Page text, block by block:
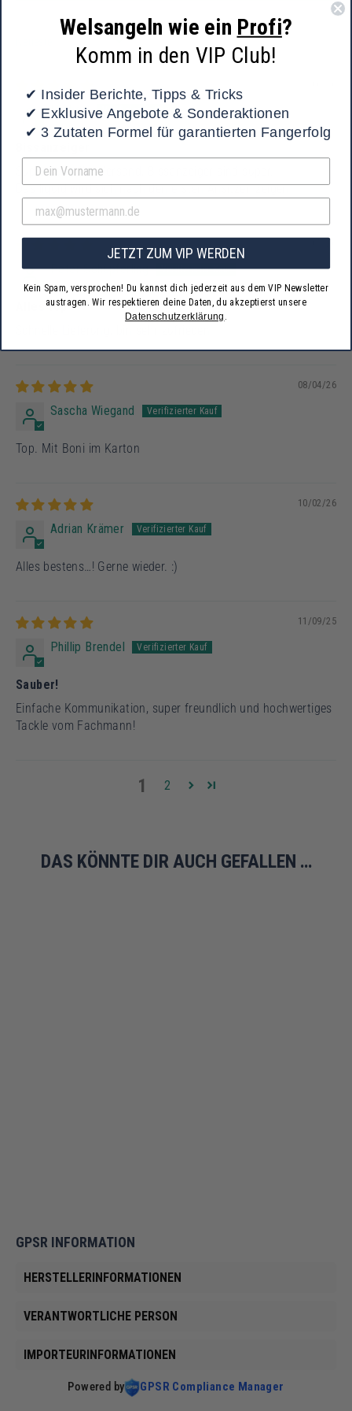
Michael
Super schneller Versand, Bissanzeiger sind super.
Das liquid wird sich nach den ersten Ansitzen zeigen
05/05/26
Peter Schüpferling
Alles top
08/04/26
Sascha Wiegand
Top. Mit Boni im Karton
10/02/26
Adrian Krämer
Alles bestens…! Gerne wieder. :)
11/09/25
Phillip Brendel
Sauber!
Einfache Kommunikation, super freundlich und hochwertiges
Tackle vom Fachmann!
1 2
DAS KÖNNTE DIR AUCH GEFALLEN …
GPSR INFORMATION
HERSTELLERINFORMATIONEN
VERANTWORTLICHE PERSON
IMPORTEURINFORMATIONEN
Powered by GPSR Compliance Manager
Welsangeln wie ein Profi?
Komm in den VIP Club!
✔ Insider Berichte, Tipps & Tricks
✔ Exklusive Angebote & Sonderaktionen
✔ 3 Zutaten Formel für garantierten Fangerfolg
JETZT ZUM VIP WERDEN
Kein Spam, versprochen! Du kannst dich jederzeit aus dem VIP Newsletter
austragen. Wir respektieren deine Daten, du akzeptierst unsere
Datenschutzerklärung .